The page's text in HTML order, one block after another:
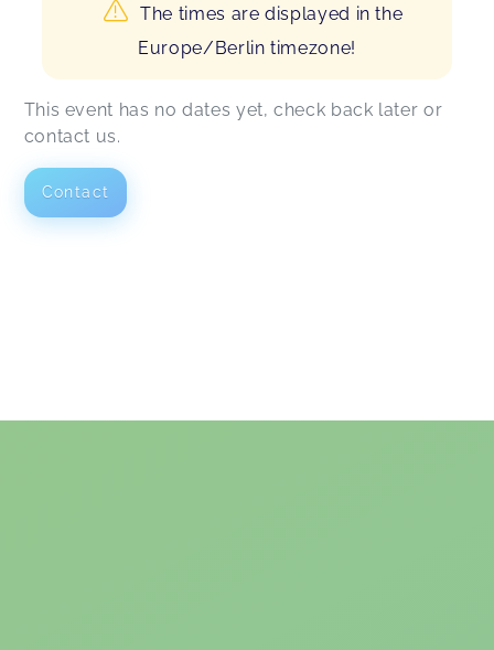
The times are displayed in the
Europe/Berlin timezone!
This event has no dates yet, check back later or
contact us.
Contact